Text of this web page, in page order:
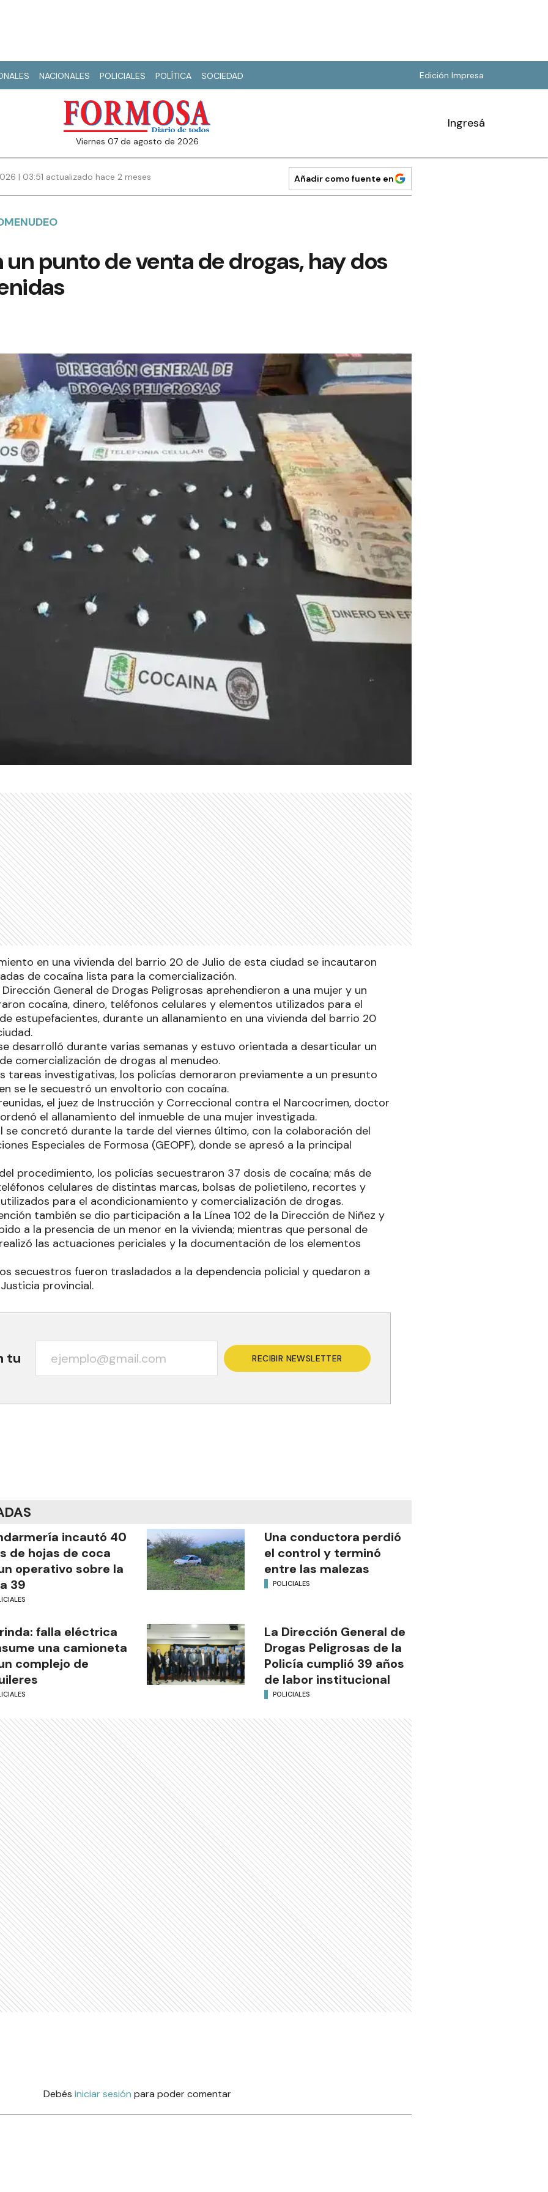
NACIONALES POLICIALES POLÍTICA SOCIEDAD Edición Impresa
viernes 07 de agosto de 2026
Ingresá
| 03:51 actualizado hace 2 meses Añadir como fuente en
punto de venta de drogas, hay dos
en una vivienda del barrio 20 de Julio de esta ciudad se incautaron
de cocaína lista para la comercialización.
General de Drogas Peligrosas aprehendieron a una mujer y un
cocaína, dinero, teléfonos celulares y elementos utilizados para el
estupefacientes, durante un allanamiento en una vivienda del barrio 20
desarrolló durante varias semanas y estuvo orientada a desarticular un
comercialización de drogas al menudeo.
tareas investigativas, los policías demoraron previamente a un presunto
se le secuestró un envoltorio con cocaína.
el juez de Instrucción y Correccional contra el Narcocrimen, doctor
el allanamiento del inmueble de una mujer investigada.
se concretó durante la tarde del viernes último, con la colaboración del
Especiales de Formosa (GEOPF), donde se apresó a la principal
procedimiento, los policías secuestraron 37 dosis de cocaína; más de
celulares de distintas marcas, bolsas de polietileno, recortes y
para el acondicionamiento y comercialización de drogas.
también se dio participación a la Línea 102 de la Dirección de Niñez y
a la presencia de un menor en la vivienda; mientras que personal de
las actuaciones periciales y la documentación de los elementos
secuestros fueron trasladados a la dependencia policial y quedaron a
provincial.
tu RECIBIR NEWSLETTER
incautó 40
de hojas de coca
operativo sobre la
39
Una conductora perdió
el control y terminó
entre las malezas
POLICIALES
falla eléctrica
una camioneta
complejo de
La Dirección General de
Drogas Peligrosas de la
Policía cumplió 39 años
de labor institucional
POLICIALES
Debés iniciar sesión para poder comentar